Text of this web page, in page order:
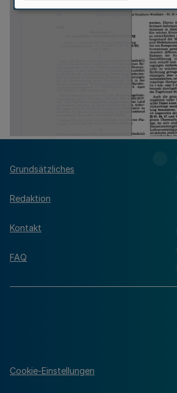
Grundsätzliches
Redaktion
Kontakt
FAQ
Cookie-Einstellungen